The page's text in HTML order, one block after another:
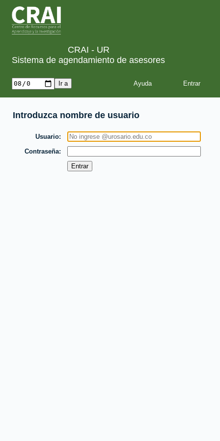
CRAI - UR
Sistema de agendamiento de asesores
Ayuda
Introduzca nombre de usuario
Usuario
Contraseña